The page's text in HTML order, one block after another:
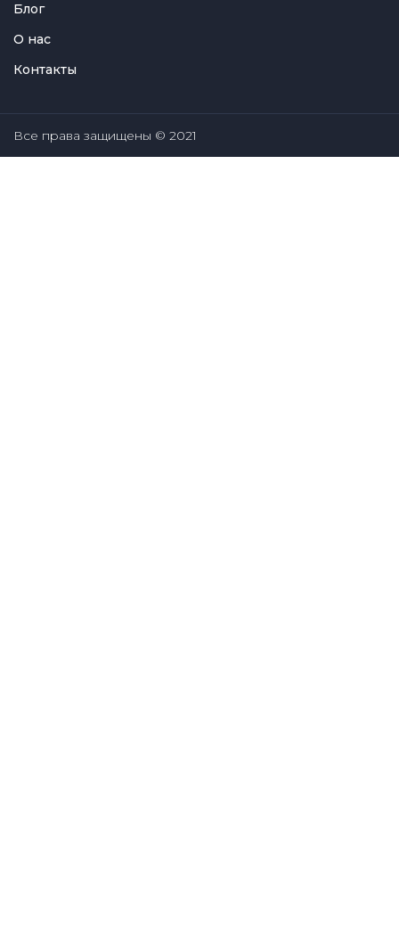
Блог
О нас
Контакты
Все права защищены © 2021